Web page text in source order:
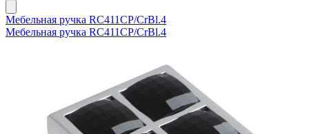
Мебельная ручка RC411CP/CrBl.4
Мебельная ручка RC411CP/CrBl.4